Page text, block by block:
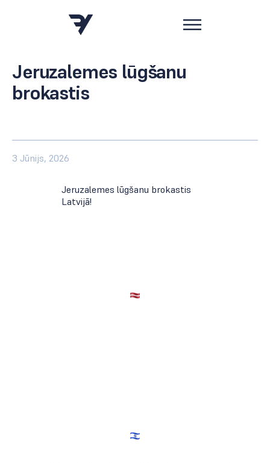
Jeruzalemes lūgšanu
brokastis
3 Jūnijs, 2026
Jeruzalemes lūgšanu brokastis
Latvijā!